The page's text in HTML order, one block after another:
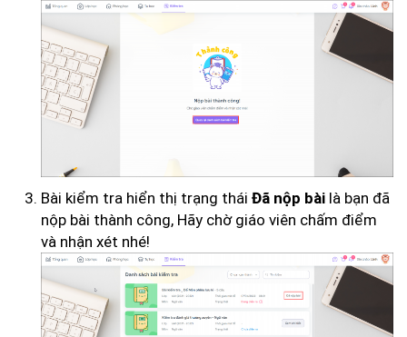
Bài kiểm tra hiển thị trạng thái Đã nộp bài là bạn đã
nộp bài thành công, Hãy chờ giáo viên chấm điểm
và nhận xét nhé!